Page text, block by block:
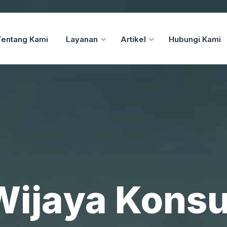
Kami Layanan Artikel Hubungi Kami